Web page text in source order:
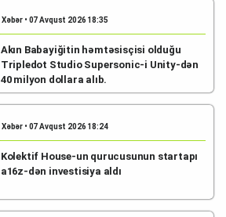
Xəbər • 07 Avqust 2026 18:35
Akın Babayiğitin həmtəsisçisi olduğu
Tripledot Studio Supersonic-i Unity-dən
40 milyon dollara alıb.
Xəbər • 07 Avqust 2026 18:24
Kolektif House-un qurucusunun startapı
a16z-dən investisiya aldı